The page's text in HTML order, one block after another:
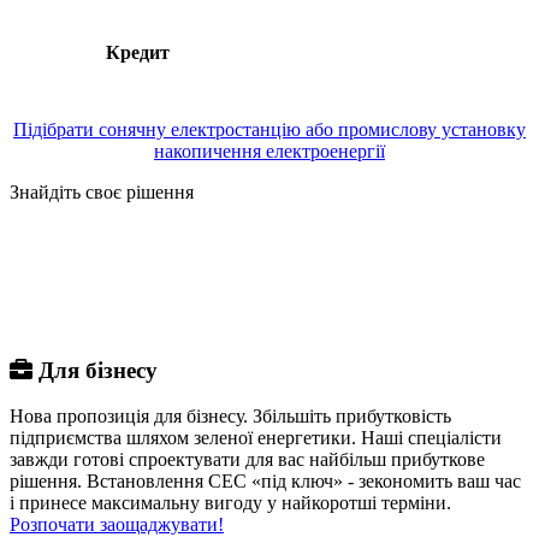
Кредит
Підібрати сонячну електростанцію або промислову установку
накопичення електроенергії
Знайдіть своє рішення
Для бізнесу
Нова пропозиція для бізнесу. Збільшіть прибутковість
підприємства шляхом зеленої енергетики. Наші спеціалісти
завжди готові спроектувати для вас найбільш прибуткове
рішення. Встановлення СЕС «під ключ» - зекономить ваш час
і принесе максимальну вигоду у найкоротші терміни.
Розпочати заощаджувати!